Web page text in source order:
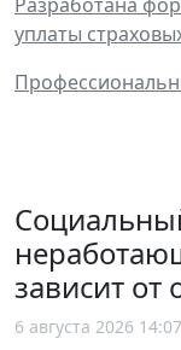
уплаты
зависит от
6 августа 2026 14:07